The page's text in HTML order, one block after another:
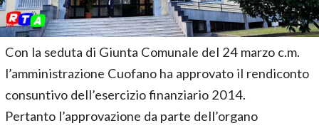
Con la seduta di Giunta Comunale del 24 marzo c.m.
l’amministrazione Cuofano ha approvato il rendiconto
consuntivo dell’esercizio finanziario 2014.
Pertanto l’approvazione da parte dell’organo